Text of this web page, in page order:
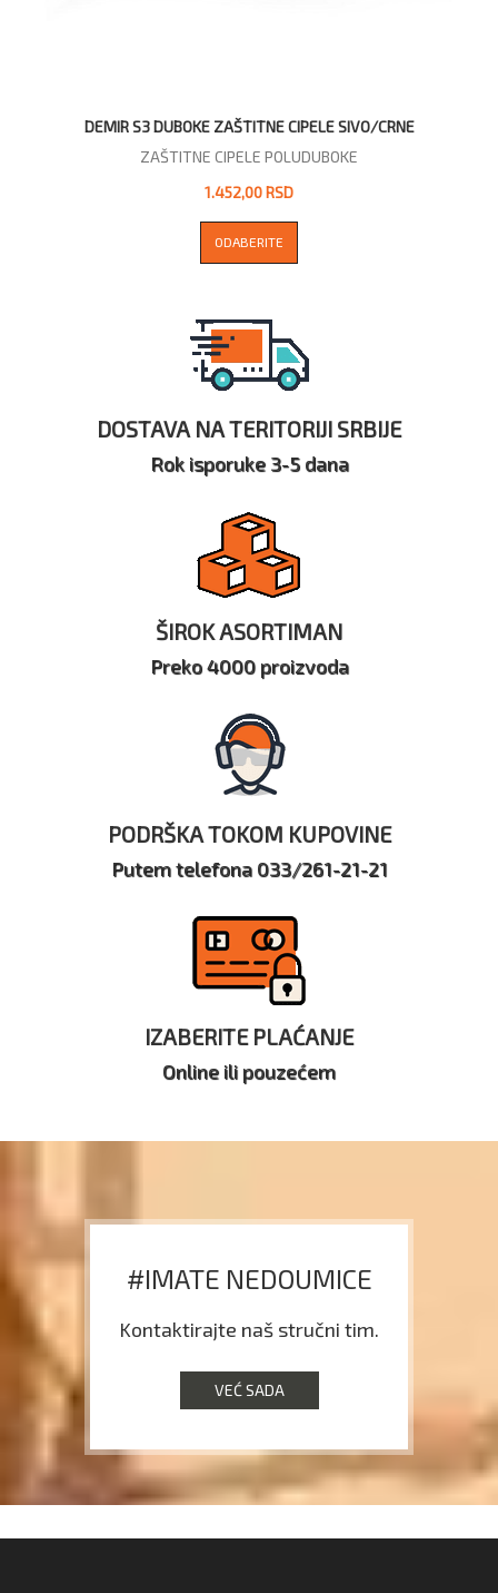
DEMIR S3 DUBOKE ZAŠTITNE CIPELE SIVO/CRNE
ZAŠTITNE CIPELE POLUDUBOKE
1.452,00 RSD
ODABERITE
DOSTAVA NA TERITORIJI SRBIJE
Rok isporuke 3-5 dana
ŠIROK ASORTIMAN
Preko 4000 proizvoda
PODRŠKA TOKOM KUPOVINE
Putem telefona 033/261-21-21
IZABERITE PLAĆANJE
Online ili pouzećem
#IMATE NEDOUMICE
Kontaktirajte naš stručni tim.
VEĆ SADA